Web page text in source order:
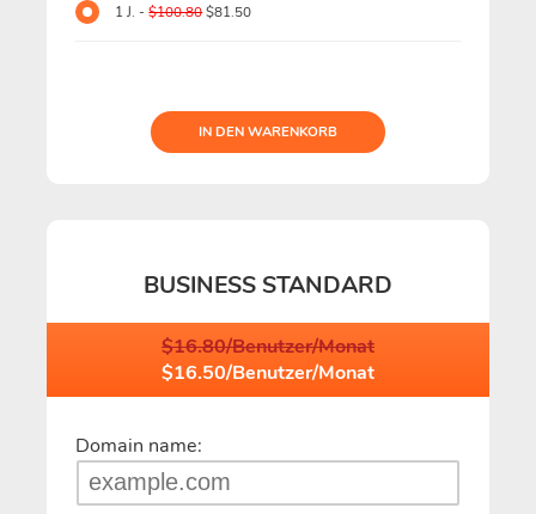
1 J. -$100.80$81.50
IN DEN WARENKORB
BUSINESS STANDARD
$16.80/Benutzer/Monat
$16.50/Benutzer/Monat
Domain name: